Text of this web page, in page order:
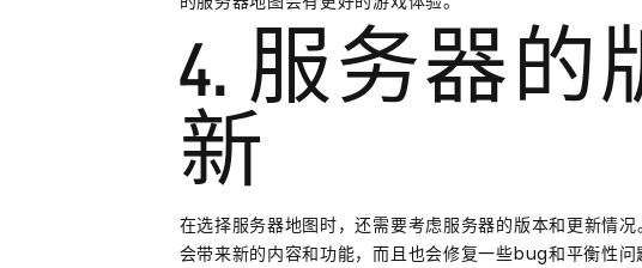
4. 服务器的
新
在选择服务器地图时，还需要考虑服务器的版本和更新情
会带来新的内容和功能，而且也会修复一些bug和平衡性